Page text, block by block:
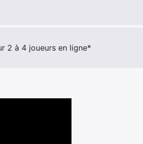
2 à 4 joueurs en ligne*